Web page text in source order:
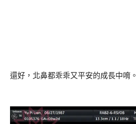
還好，北鼻都乖乖又平安的成長中唷。